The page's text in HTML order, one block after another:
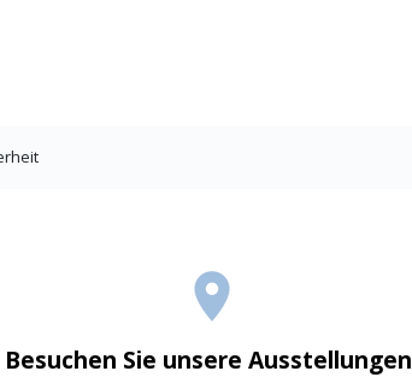
Besuchen Sie unsere Ausstellungen